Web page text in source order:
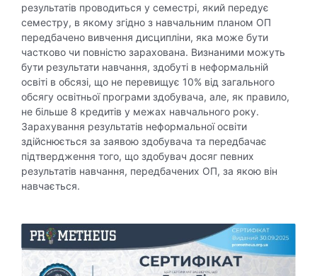
результатів проводиться у семестрі, який передує
семестру, в якому згідно з навчальним планом ОП
передбачено вивчення дисципліни, яка може бути
частково чи повністю зарахована. Визнаними можуть
бути результати навчання, здобуті в неформальній
освіті в обсязі, що не перевищує 10% від загального
обсягу освітньої програми здобувача, але, як правило,
не більше 8 кредитів у межах навчального року.
Зарахування результатів неформальної освіти
здійснюється за заявою здобувача та передбачає
підтвердження того, що здобувач досяг певних
результатів навчання, передбачених ОП, за якою він
навчається.